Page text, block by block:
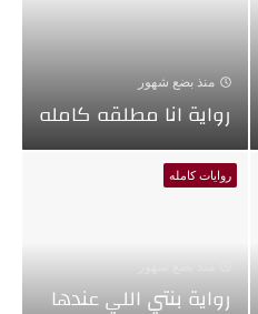
منذ بضع شهور
رواية انا مطلقه كامله
روايات كامله
رواية بنتي اللي عندها